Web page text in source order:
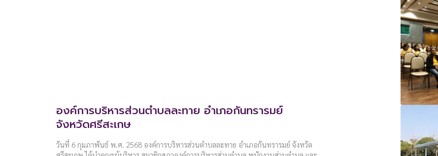
องค์การบริหารส่วนตำบลละทาย อำเภอกันทรารมย์
จังหวัดศรีสะเกษ
วันที่ 6 กุมภาพันธ์ พ.ศ. 2568 องค์การบริหารส่วนตำบลละทาย อำเภอกันทรารมย์ จังหวัด